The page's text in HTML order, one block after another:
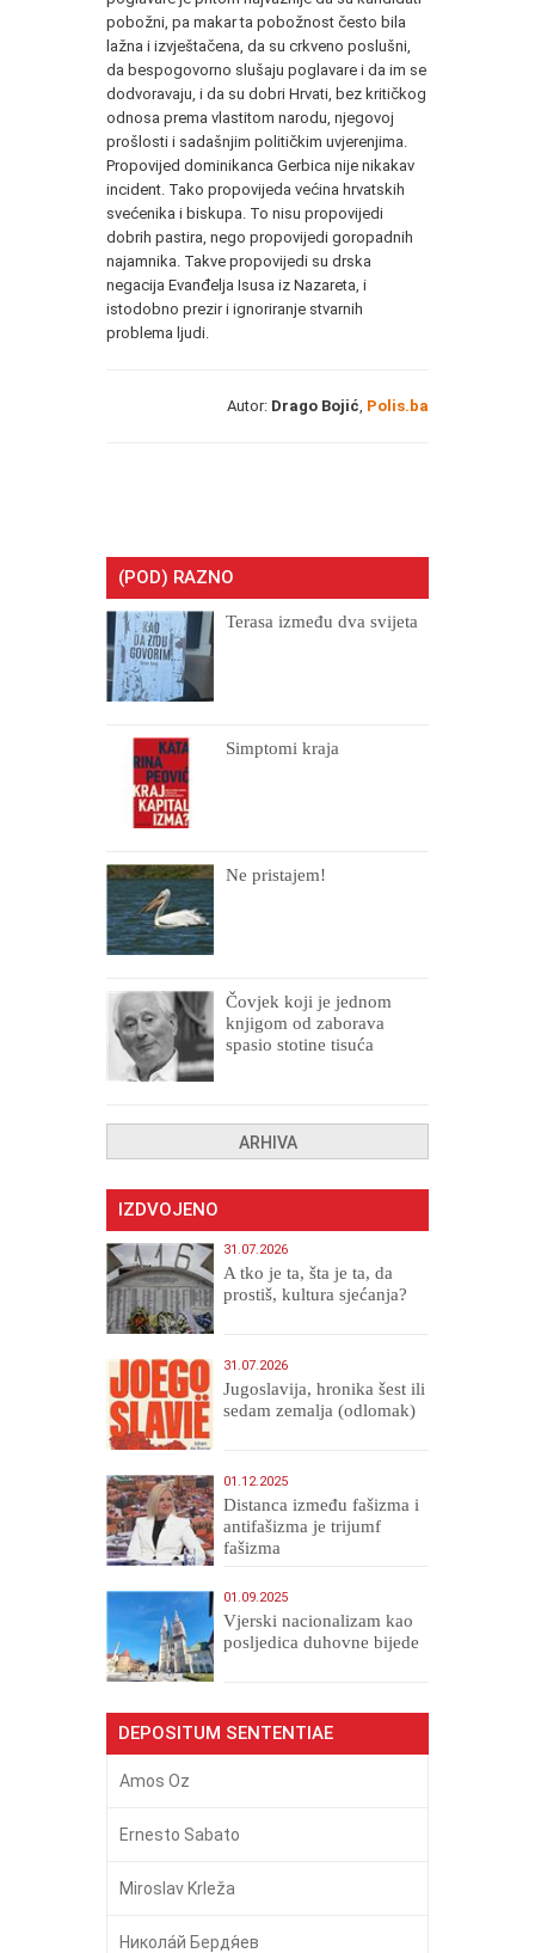
pobožni, pa makar ta pobožnost često bila
lažna i izvještačena, da su crkveno poslušni,
da bespogovorno slušaju poglavare i da im se
dodvoravaju, i da su dobri Hrvati, bez kritičkog
odnosa prema vlastitom narodu, njegovoj
prošlosti i sadašnjim političkim uvjerenjima.
Propovijed dominikanca Gerbica nije nikakav
incident. Tako propovijeda većina hrvatskih
svećenika i biskupa. To nisu propovijedi
dobrih pastira, nego propovijedi goropadnih
najamnika. Takve propovijedi su drska
negacija Evanđelja Isusa iz Nazareta, i
istodobno prezir i ignoriranje stvarnih
problema ljudi.
Autor: Drago Bojić Polis.ba
(POD) RAZNO
Terasa između dva svijeta
Simptomi kraja
Ne pristajem!
Čovjek koji je jednom
knjigom od zaborava
spasio stotine tisuća
ARHIVA
IZDVOJENO
31.07.2026
A tko je ta, šta je ta, da
prostiš, kultura sjećanja?
31.07.2026
Jugoslavija, hronika šest ili
sedam zemalja (odlomak)
01.12.2025
Distanca između fašizma i
antifašizma je trijumf
fašizma
01.09.2025
​Vjerski nacionalizam kao
posljedica duhovne bijede
DEPOSITUM SENTENTIAE
Amos Oz
Ernesto Sabato
Miroslav Krleža
Никола́й Бердя́ев